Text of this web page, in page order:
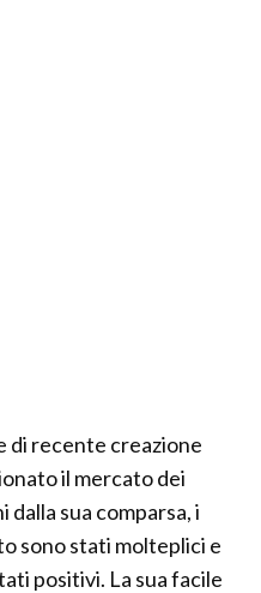
di recente creazione
il mercato dei
sua comparsa, i
sono stati molteplici e
positivi. La sua facile